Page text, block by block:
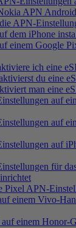
APN
APN-
dem iPhone
einem Google
ich eine
du eine
man eine
auf
auf
auf
für
Pixel APN-
einem Vivo-
einem Honor-